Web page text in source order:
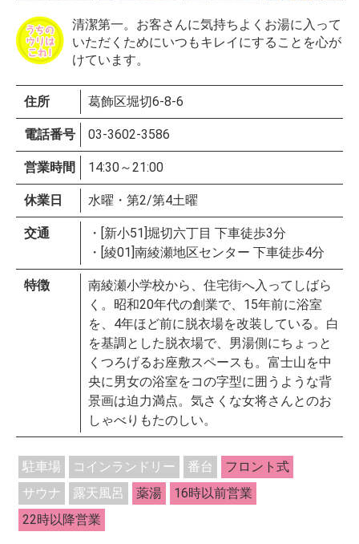
清潔第一。お客さんに気持ちよくお湯に入って
いただくためにいつもキレイにすることを心が
けています。
住所 葛飾区堀切6-8-6
電話番号 03-3602-3586
営業時間 14:30～21:00
休業日 水曜・第2/第4土曜
交通
・[新小51]堀切六丁目 下車徒歩3分
・[綾01]南綾瀬地区センター 下車徒歩4分
特徴
南綾瀬小学校から、住宅街へ入ってしばら
く。昭和20年代の創業で、15年前に浴室
を、4年ほど前に脱衣場を改装している。白
を基調とした脱衣場で、男湯側にちょっと
くつろげるお座敷スペースも。富士山を中
央に男女の浴室をコの字型に囲うような背
景画は迫力満点。気さくな女将さんとのお
しゃべりもたのしい。
駐車場 コインランドリー 番台
フロント式
サウナ
露天風呂 薬湯
16時以前営業
22時以降営業